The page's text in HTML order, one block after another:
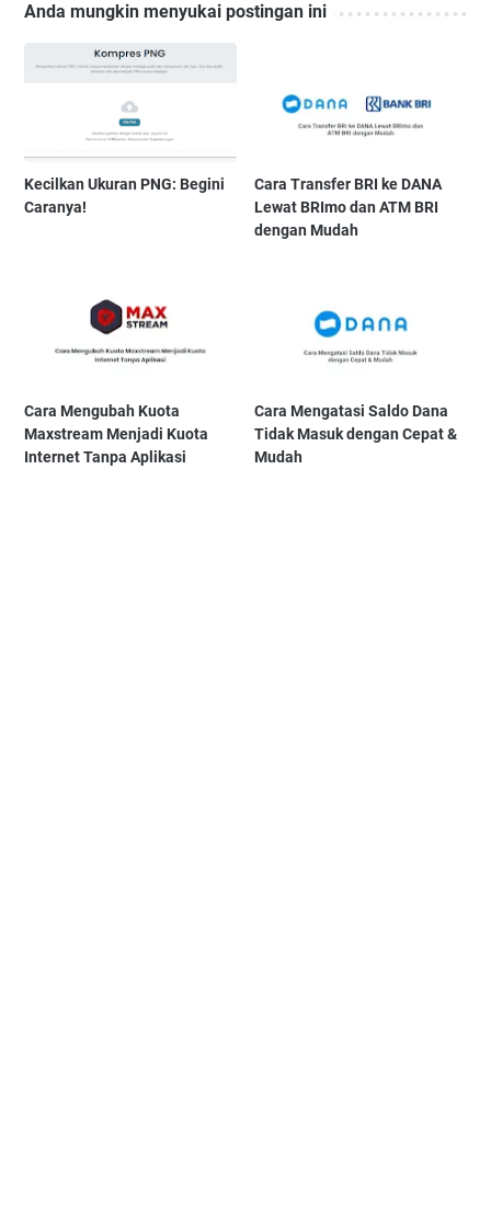
Anda mungkin menyukai postingan ini
Kecilkan Ukuran PNG: Begini
Caranya!
Cara Transfer BRI ke DANA
Lewat BRImo dan ATM BRI
dengan Mudah
Cara Mengubah Kuota
Maxstream Menjadi Kuota
Internet Tanpa Aplikasi
Cara Mengatasi Saldo Dana
Tidak Masuk dengan Cepat &
Mudah